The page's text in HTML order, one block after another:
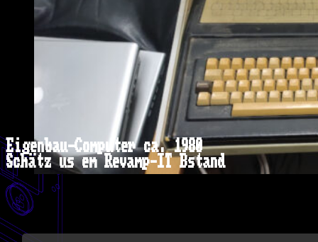
Eigenbau-Computer ca. 1980
Schätz us em Revamp-IT Bstand